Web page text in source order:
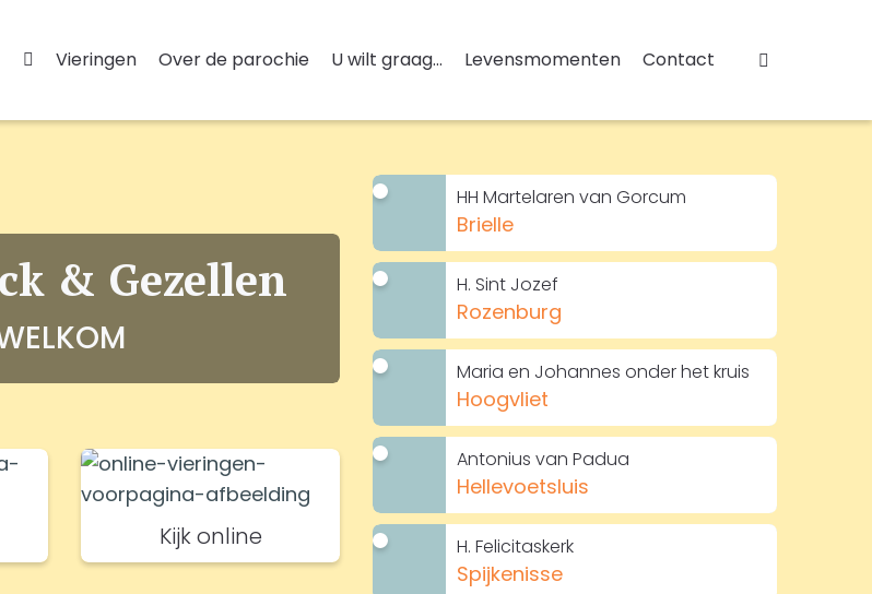
Vieringen Over de parochie U wilt graag... Levensmomenten Contact
& Gezellen
Kijk online
HH Martelaren van Gorcum
Brielle
H. Sint Jozef
Rozenburg
Maria en Johannes onder het kruis
Hoogvliet
Antonius van Padua
Hellevoetsluis
H. Felicitaskerk
Spijkenisse